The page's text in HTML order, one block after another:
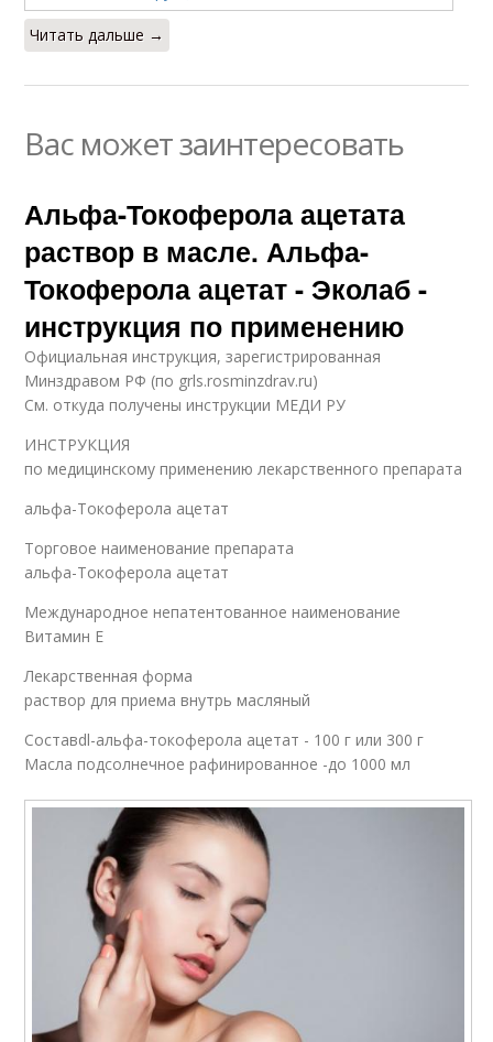
Читать дальше →
Вас может заинтересовать
Альфа-Токоферола ацетата
раствор в масле. Альфа-
Токоферола ацетат - Эколаб -
инструкция по применению
Официальная инструкция, зарегистрированная
Минздравом РФ (по grls.rosminzdrav.ru)
См. откуда получены инструкции МЕДИ РУ
ИНСТРУКЦИЯ
по медицинскому применению лекарственного препарата
альфа-Токоферола ацетат
Торговое наименование препарата
альфа-Токоферола ацетат
Международное непатентованное наименование
Витамин E
Лекарственная форма
раствор для приема внутрь масляный
Составdl-альфа-токоферола ацетат - 100 г или 300 г
Масла подсолнечное рафинированное -до 1000 мл